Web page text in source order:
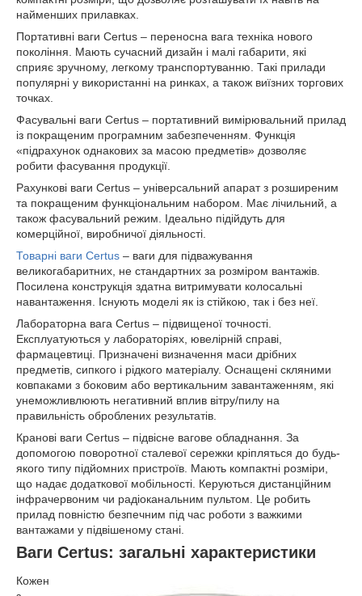
найменших прилавках.
Портативні ваги Certus – переносна вага техніка нового
покоління. Мають сучасний дизайн і малі габарити, які
сприяє зручному, легкому транспортуванню. Такі прилади
популярні у використанні на ринках, а також виїзних торгових
точках.
Фасувальні ваги Certus – портативний вимірювальний прилад
із покращеним програмним забезпеченням. Функція
«підрахунок однакових за масою предметів» дозволяє
робити фасування продукції.
Рахункові ваги Certus – універсальний апарат з розширеним
та покращеним функціональним набором. Має лічильний, а
також фасувальний режим. Ідеально підійдуть для
комерційної, виробничої діяльності.
Товарні ваги Certus – ваги для підважування
великогабаритних, не стандартних за розміром вантажів.
Посилена конструкція здатна витримувати колосальні
навантаження. Існують моделі як із стійкою, так і без неї.
Лабораторна вага Certus – підвищеної точності.
Експлуатуються у лабораторіях, ювелірній справі,
фармацевтиці. Призначені визначення маси дрібних
предметів, сипкого і рідкого матеріалу. Оснащені скляними
ковпаками з боковим або вертикальним завантаженням, які
унеможливлюють негативний вплив вітру/пилу на
правильність оброблених результатів.
Кранові ваги Certus – підвісне вагове обладнання. За
допомогою поворотної сталевої сережки кріпляться до будь-
якого типу підйомних пристроїв. Мають компактні розміри,
що надає додаткової мобільності. Керуються дистанційним
інфрачервоним чи радіоканальним пультом. Це робить
прилад повністю безпечним під час роботи з важкими
вантажами у підвішеному стані.
Ваги Certus: загальні характеристики
Кожен